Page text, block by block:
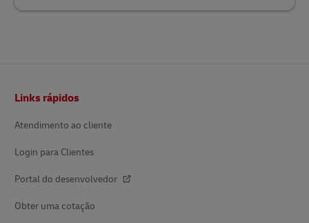
Links rápidos
Atendimento ao cliente
Login para Clientes
Portal do desenvolvedor
Obter uma cotação